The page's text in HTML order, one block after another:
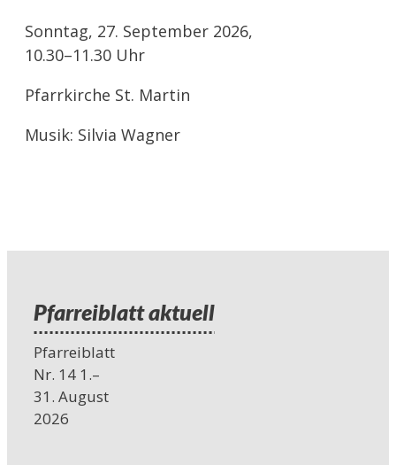
Sonntag, 27. September 2026,
10.30–11.30 Uhr
Pfarrkirche St. Martin
Musik: Silvia Wagner
Pfarreiblatt aktuell
Pfarreiblatt
Nr. 14 1.–
31. August
2026